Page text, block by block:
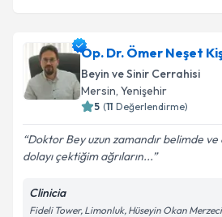
Op. Dr. Ömer Neşet
Beyin ve Sinir Cerrahisi
Mersin, Yenişehir
5 (11 Değerlendirme)
Doktor Bey uzun zamandır belimde
dolayı çektiğim ağrıların...
Clinicia
Fideli Tower, Limonluk, Hüseyin Okan